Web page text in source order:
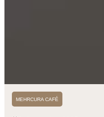
MEHRCURA CAFÉ